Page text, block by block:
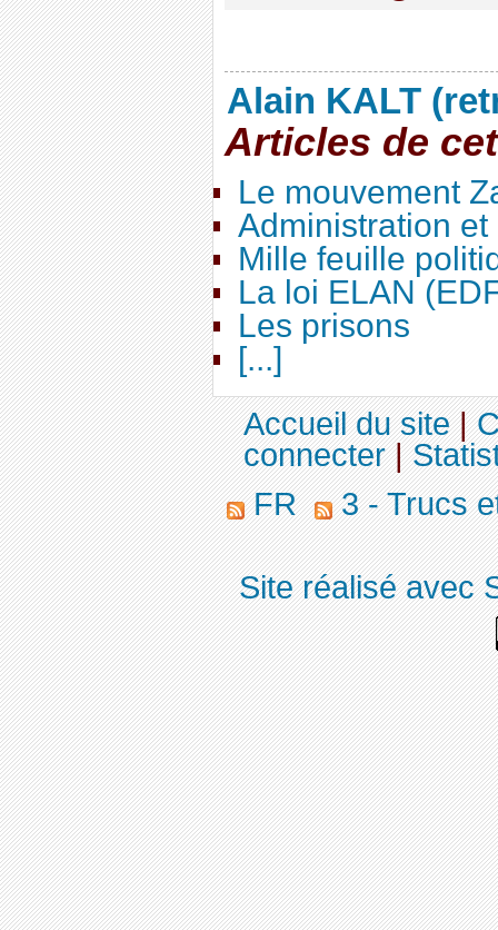
Alain KALT
Articles de
Le mouvement
Administration
Mille feuille
La loi ELAN
Les prisons
[...]
Accueil du site|
connecter|
FR
3 - Trucs
Site réalisé avec